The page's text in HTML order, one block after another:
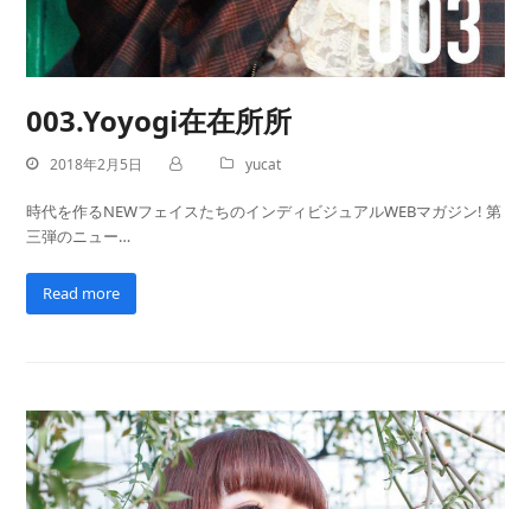
003.Yoyogi在在所所
2018年2月5日 yucat
時代を作るNEWフェイスたちのインディビジュアルWEBマガジン! 第
三弾のニュー…
Read more